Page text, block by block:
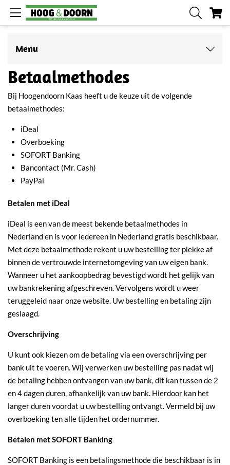
Betaalmethodes
Bij Hoogendoorn Kaas heeft u de keuze uit de volgende
betaalmethodes:
iDeal
Overboeking
SOFORT Banking
Bancontact (Mr. Cash)
PayPal
Betalen met iDeal
iDeal is een van de meest bekende betaalmethodes in
Nederland en is voor iedereen in Nederland gratis beschikbaar.
Met deze betaalmethode rekent u uw bestelling ter plekke af
binnen de vertrouwde internetomgeving van uw eigen bank.
Wanneer u het aankoopbedrag bevestigd wordt het gelijk van
uw bankrekening afgeschreven. Vervolgens wordt u weer
teruggeleid naar onze website. Uw bestelling en betaling zijn
geslaagd.
Overschrijving
U kunt ook kiezen om de betaling via een overschrijving per
bank uit te voeren. Wij verwerken uw bestelling pas nadat wij
de betaling hebben ontvangen van uw bank, dit kan tussen de 2
en 4 dagen duren, afhankelijk van uw bank. Hierdoor kan het
langer duren voordat u uw bestelling ontvangt. Vermeld bij uw
overboeking ten alle tijden het ordernummer.
Betalen met SOFORT Banking
SOFORT Banking is een betalingsmethode die beschikbaar is in
Menu